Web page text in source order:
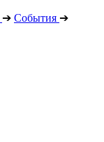
➔ События ➔